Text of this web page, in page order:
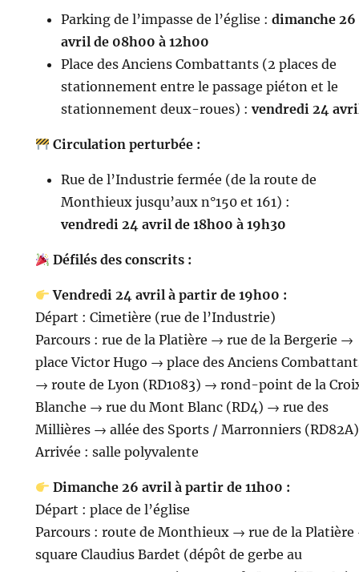
Parking de l’impasse de l’église : dimanche 26
avril de 08h00 à 12h00
Place des Anciens Combattants (2 places de
stationnement entre le passage piéton et le
stationnement deux-roues) : vendredi 24
Circulation perturbée :
Rue de l’Industrie fermée (de la route de
Monthieux jusqu’aux n°150 et 161) :
vendredi 24 avril de 18h00 à 19h30
Défilés des conscrits :
Vendredi 24 avril à partir de 19h00 :
Départ : Cimetière (rue de l’Industrie)
Parcours : rue de la Platière → rue de la Bergerie →
place Victor Hugo → place des Anciens
→ route de Lyon (RD1083) → rond-point de la
Blanche → rue du Mont Blanc (RD4) → rue des
Millières → allée des Sports / Marronniers (RD82A)
Arrivée : salle polyvalente
Dimanche 26 avril à partir de 11h00 :
Départ : place de l’église
Parcours : route de Monthieux → rue de la
square Claudius Bardet (dépôt de gerbe au